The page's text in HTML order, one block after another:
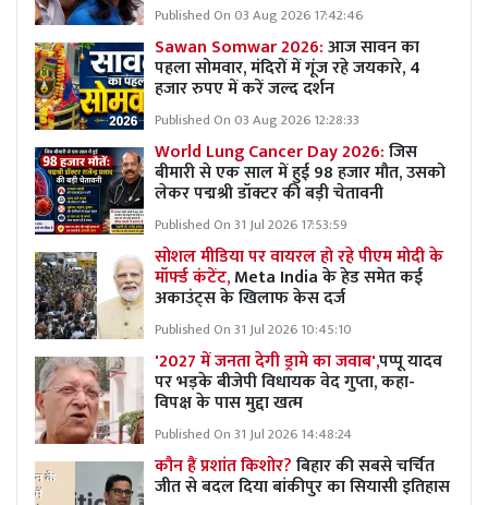
Published On 03 Aug 2026 17:42:46
Sawan Somwar 2026:आज सावन का
पहला सोमवार, मंदिरों में गूंज रहे जयकारे, 4
हजार रुपए में करें जल्द दर्शन
Published On 03 Aug 2026 12:28:33
World Lung Cancer Day 2026:जिस
बीमारी से एक साल में हुई 98 हजार मौत, उसको
लेकर पद्मश्री डॉक्टर की बड़ी चेतावनी
Published On 31 Jul 2026 17:53:59
सोशल मीडिया पर वायरल हो रहे पीएम मोदी के
मॉर्फ्ड कंटेंट,Meta India के हेड समेत कई
अकाउंट्स के खिलाफ केस दर्ज
Published On 31 Jul 2026 10:45:10
'2027 में जनता देगी ड्रामे का जवाब',पप्पू यादव
पर भड़के बीजेपी विधायक वेद गुप्ता, कहा-
विपक्ष के पास मुद्दा खत्म
Published On 31 Jul 2026 14:48:24
कौन हैं प्रशांत किशोर?बिहार की सबसे चर्चित
जीत से बदल दिया बांकीपुर का सियासी इतिहास